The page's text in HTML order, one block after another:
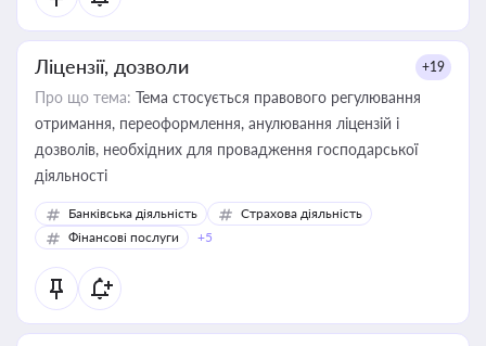
Ліцензії, дозволи +19
Про що тема: Тема стосується правового регулювання
отримання, переоформлення, анулювання ліцензій і
дозволів, необхідних для провадження господарської
діяльності
Банківська діяльність
Страхова діяльність
Фінансові послуги
+5